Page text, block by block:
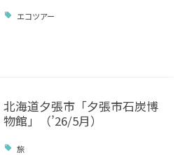
エコツアー
北海道夕張市「夕張市石炭博
物館」（’26/5月）
旅